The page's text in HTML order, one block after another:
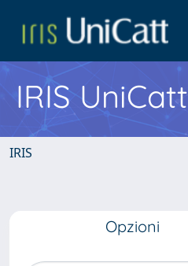
IRIS UniCatt
IRIS
Opzioni